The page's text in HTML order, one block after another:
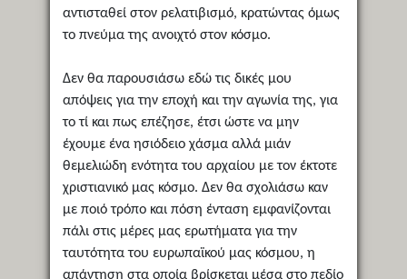
αντισταθεί στον ρελατιβισμό, κρατώντας όμως
το πνεύμα της ανοιχτό στον κόσμο.
Δεν θα παρουσιάσω εδώ τις δικές μου
απόψεις για την εποχή και την αγωνία της, για
το τί και πως επέζησε, έτσι ώστε να μην
έχουμε ένα ησιόδειο χάσμα αλλά μιάν
θεμελιώδη ενότητα του αρχαίου με τον έκτοτε
χριστιανικό μας κόσμο. Δεν θα σχολιάσω καν
με ποιό τρόπο και πόση ένταση εμφανίζονται
πάλι στις μέρες μας ερωτήματα για την
ταυτότητα του ευρωπαϊκού μας κόσμου, η
απάντηση στα οποία βρίσκεται μέσα στο πεδίο